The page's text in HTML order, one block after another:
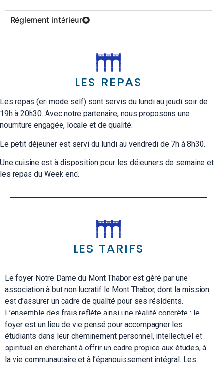
Réglement intérieur
LES REPAS
Les repas (en mode self) sont servis du lundi au jeudi soir de
19h à 20h30. Avec notre partenaire, nous proposons une
nourriture engagée, locale et de qualité.
Le petit déjeuner est servi du lundi au vendredi de 7h à 8h30.
Une cuisine est à disposition pour les déjeuners de semaine et
les repas du Week end.
LES TARIFS
Le foyer Notre Dame du Mont Thabor est géré par une
association à but non lucratif le Mont Thabor, dont la mission
est d’assurer un cadre de qualité pour ses résidents.
L’ensemble des frais reflète ainsi une réalité concrète : le
foyer est un lieu de vie pensé pour accompagner les
étudiants dans leur cheminement personnel, intellectuel et
spirituel en cherchant à offrir un cadre propice aux études, à
la vie communautaire et à l’épanouissement intégral. Les